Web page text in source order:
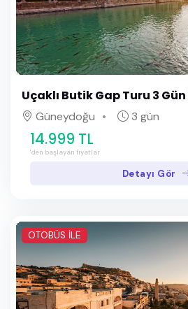
Uçaklı Butik Gap Turu 3 Gün
Güneydoğu 3 gün
14.999 TL
'den başlayan fiyatlar
Detayı Gör
OTOBÜS İLE